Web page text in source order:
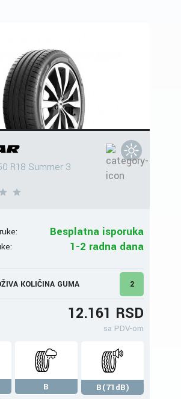
R18 Summer 3
Besplatna isporuka
1-2 radna dana
KOLIČINA GUMA 2
12.161 RSD
sa PDV-om
B
B(71dB)